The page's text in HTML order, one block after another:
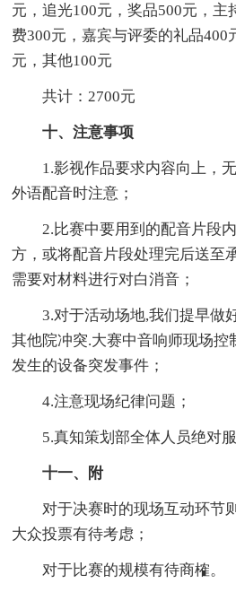
元，追光100元，奖品500元，主
费300元，嘉宾与评委的礼品400
元，其他100元
共计：2700元
十、注意事项
1.影视作品要求内容向上，无
外语配音时注意；
2.比赛中要用到的配音片段内
方，或将配音片段处理完后送至
需要对材料进行对白消音；
3.对于活动场地,我们提早做
其他院冲突.大赛中音响师现场控
发生的设备突发事件；
4.注意现场纪律问题；
5.真知策划部全体人员绝对服
十一、附
对于决赛时的现场互动环节
大众投票有待考虑；
对于比赛的规模有待商榷。